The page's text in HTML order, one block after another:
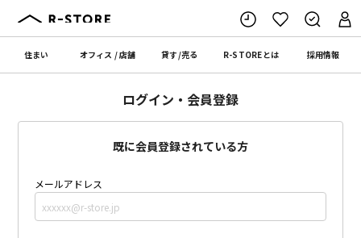
住まい オフィス /店舗 貸す/売る R-STOREとは 採用情報
ログイン・会員登録
既に会員登録されている方
メールアドレス